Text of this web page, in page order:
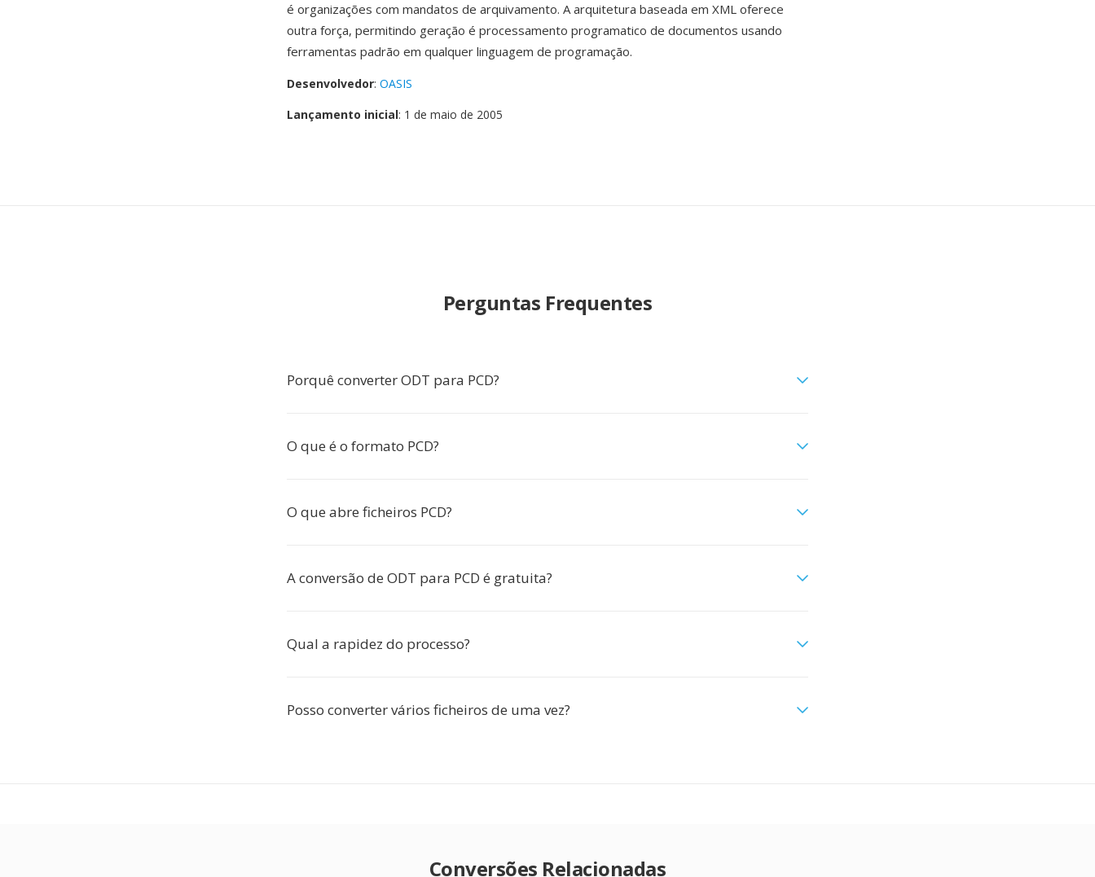
é organizações com mandatos de arquivamento. A arquitetura baseada em XML oferece
outra força, permitindo geração é processamento programatico de documentos usando
ferramentas padrão em qualquer linguagem de programação.
Desenvolvedor: OASIS
Lançamento inicial: 1 de maio de 2005
Perguntas Frequentes
Porquê converter ODT para PCD?
O que é o formato PCD?
O que abre ficheiros PCD?
A conversão de ODT para PCD é gratuita?
Qual a rapidez do processo?
Posso converter vários ficheiros de uma vez?
Conversões Relacionadas